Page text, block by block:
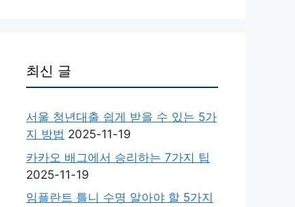
최신 글
서울 청년대출 쉽게 받을 수 있는 5가
지 방법 2025-11-19
카카오 배그에서 승리하는 7가지 팁
2025-11-19
임플란트 틀니 수명 알아야 할 5가지